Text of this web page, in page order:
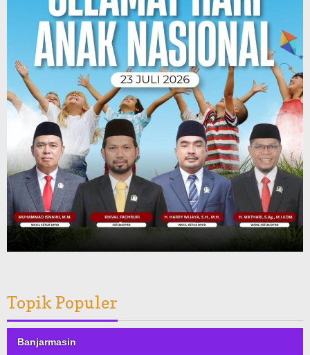
Topik Populer
Banjarmasin